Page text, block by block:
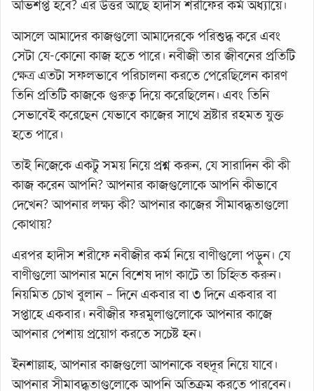
অভিশপ্ত হবে? এর উত্তর আছে হাদীস শরীফের কর্ম অধ্যায়ে।
আসলে আমাদের কাজগুলো আমাদেরকে পরিশুদ্ধ করে এবং
সেটা যে-কোনো কাজ হতে পারে। নবীজী তার জীবনের প্রতিটি
ক্ষেত্র এতটা সফলভাবে পরিচালনা করতে পেরেছিলেন কারণ
তিনি প্রতিটি কাজকে গুরুত্ব দিয়ে করেছিলেন। এবং তিনি
সেভাবেই করেছেন যেভাবে কাজের সাথে স্রষ্টার রহমত যুক্ত
হতে পারে।
তাই নিজেকে একটু সময় নিয়ে প্রশ্ন করুন, যে সারাদিন কী কী
কাজ করেন আপনি? আপনার কাজগুলোকে আপনি কীভাবে
দেখেন? আপনার লক্ষ্য কী? আপনার কাজের সীমাবদ্ধতাগুলো
কোথায়?
এরপর হাদীস শরীফে নবীজীর কর্ম নিয়ে বাণীগুলো পড়ুন। যে
বাণীগুলো আপনার মনে বিশেষ দাগ কাটে তা চিহ্নিত করুন।
নিয়মিত চোখ বুলান – দিনে একবার বা ৩ দিনে একবার বা
সপ্তাহে একবার। নবীজীর ফরমুলাগুলোকে আপনার কাজে
আপনার পেশায় প্রয়োগ করতে সচেষ্ট হন।
ইনশাল্লাহ, আপনার কাজগুলো আপনাকে বহুদূর নিয়ে যাবে।
আপনার সীমাবদ্ধতাগুলোকে আপনি অতিক্রম করতে পারবেন।